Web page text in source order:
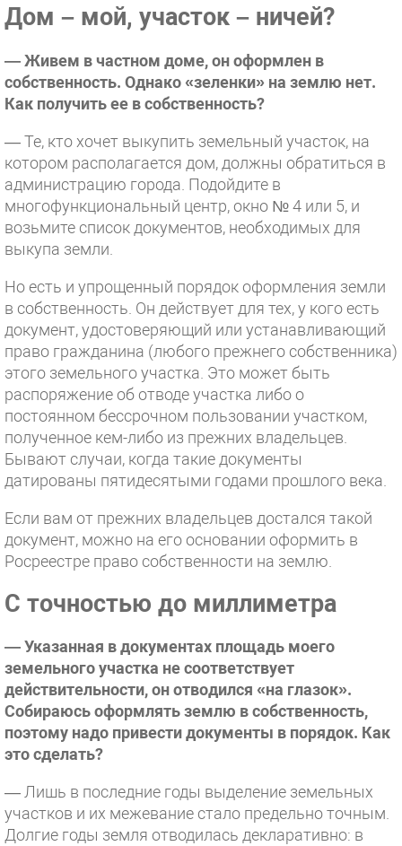
Дом – мой, участок – ничей?
— Живем в частном доме, он оформлен в
собственность. Однако «зеленки» на землю нет.
Как получить ее в собственность?
— Те, кто хочет выкупить земельный участок, на
котором располагается дом, должны обратиться в
администрацию города. Подойдите в
многофункциональный центр, окно № 4 или 5, и
возьмите список документов, необходимых для
выкупа земли.
Но есть и упрощенный порядок оформления земли
в собственность. Он действует для тех, у кого есть
документ, удостоверяющий или устанавливающий
право гражданина (любого прежнего собственника)
этого земельного участка. Это может быть
распоряжение об отводе участка либо о
постоянном бессрочном пользовании участком,
полученное кем-либо из прежних владельцев.
Бывают случаи, когда такие документы
датированы пятидесятыми годами прошлого века.
Если вам от прежних владельцев достался такой
документ, можно на его основании оформить в
Росреестре право собственности на землю.
С точностью до миллиметра
— Указанная в документах площадь моего
земельного участка не соответствует
действительности, он отводился «на глазок».
Собираюсь оформлять землю в собственность,
поэтому надо привести документы в порядок. Как
это сделать?
— Лишь в последние годы выделение земельных
участков и их межевание стало предельно точным.
Долгие годы земля отводилась декларативно: в